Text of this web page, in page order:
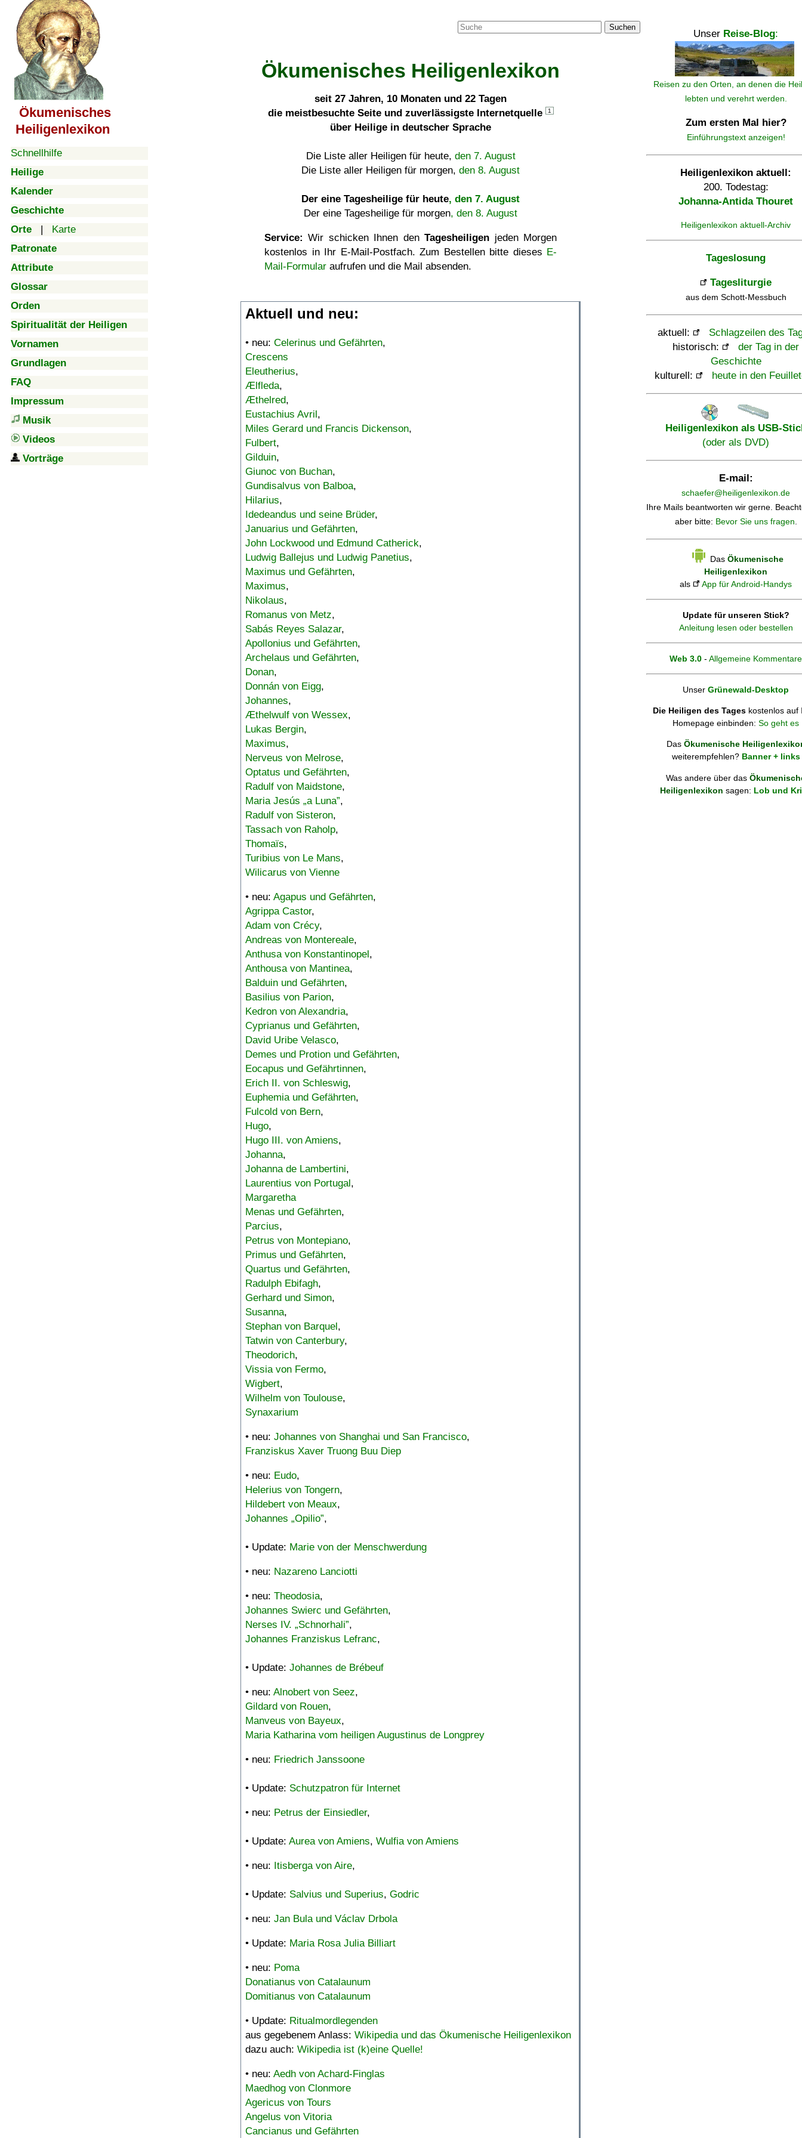
Ökumenisches
Heiligenlexikon
Schnellhilfe
Heilige
Kalender
Geschichte
Orte | Karte
Patronate
Attribute
Glossar
Orden
Spiritualität der Heiligen
Vornamen
Grundlagen
FAQ
Impressum
Musik
Videos
Vorträge
Suchen
Ökumenisches Heiligenlexikon
seit 27 Jahren, 10 Monaten und 22 Tagen
die meistbesuchte Seite und zuverlässigste Internetquelle
1
über Heilige in deutscher Sprache
Die Liste aller Heiligen für heute, den 7. August
Die Liste aller Heiligen für morgen, den 8. August
Der eine Tagesheilige für heute, den 7. August
Der eine Tagesheilige für morgen, den 8. August
Service: Wir schicken Ihnen denTagesheiligen jeden Morgen
kostenlos in Ihr E-Mail-Postfach. Zum Bestellen bitte dieses E-
Mail-Formular aufrufen und die Mail absenden.
Aktuell und neu:
• neu: Celerinus und Gefährten,
Crescens
Eleutherius,
Ælfleda,
Æthelred,
Eustachius Avril,
Miles Gerard und Francis Dickenson,
Fulbert,
Gilduin,
Giunoc von Buchan,
Gundisalvus von Balboa,
Hilarius,
Idedeandus und seine Brüder,
Januarius und Gefährten,
John Lockwood und Edmund Catherick,
Ludwig Ballejus und Ludwig Panetius,
Maximus und Gefährten,
Maximus,
Nikolaus,
Romanus von Metz,
Sabás Reyes Salazar,
Apollonius und Gefährten,
Archelaus und Gefährten,
Donan,
Donnán von Eigg,
Johannes,
Æthelwulf von Wessex,
Lukas Bergin,
Maximus,
Nerveus von Melrose,
Optatus und Gefährten,
Radulf von Maidstone,
Maria Jesús „a Luna”,
Radulf von Sisteron,
Tassach von Raholp,
Thomaïs,
Turibius von Le Mans,
Wilicarus von Vienne
• neu: Agapus und Gefährten,
Agrippa Castor,
Adam von Crécy,
Andreas von Montereale,
Anthusa von Konstantinopel,
Anthousa von Mantinea,
Balduin und Gefährten,
Basilius von Parion,
Kedron von Alexandria,
Cyprianus und Gefährten,
David Uribe Velasco,
Demes und Protion und Gefährten,
Eocapus und Gefährtinnen,
Erich II. von Schleswig,
Euphemia und Gefährten,
Fulcold von Bern,
Hugo,
Hugo III. von Amiens,
Johanna,
Johanna de Lambertini,
Laurentius von Portugal,
Margaretha
Menas und Gefährten,
Parcius,
Petrus von Montepiano,
Primus und Gefährten,
Quartus und Gefährten,
Radulph Ebifagh,
Gerhard und Simon,
Susanna,
Stephan von Barquel,
Tatwin von Canterbury,
Theodorich,
Vissia von Fermo,
Wigbert,
Wilhelm von Toulouse,
Synaxarium
• neu: Johannes von Shanghai und San Francisco,
Franziskus Xaver Truong Buu Diep
• neu: Eudo,
Helerius von Tongern,
Hildebert von Meaux,
Johannes „Opilio”,
• Update: Marie von der Menschwerdung
• neu: Nazareno Lanciotti
• neu: Theodosia,
Johannes Swierc und Gefährten,
Nerses IV. „Schnorhali”,
Johannes Franziskus Lefranc,
• Update: Johannes de Brébeuf
• neu: Alnobert von Seez,
Gildard von Rouen,
Manveus von Bayeux,
Maria Katharina vom heiligen Augustinus de Longprey
• neu: Friedrich Janssoone
• Update: Schutzpatron für Internet
• neu: Petrus der Einsiedler,
• Update: Aurea von Amiens, Wulfia von Amiens
• neu: Itisberga von Aire,
• Update: Salvius und Superius, Godric
• neu: Jan Bula und Václav Drbola
• Update: Maria Rosa Julia Billiart
• neu: Poma
Donatianus von Catalaunum
Domitianus von Catalaunum
• Update: Ritualmordlegenden
aus gegebenem Anlass: Wikipedia und das Ökumenische Heiligenlexikon
dazu auch: Wikipedia ist (k)eine Quelle!
• neu: Aedh von Achard-Finglas
Maedhog von Clonmore
Agericus von Tours
Angelus von Vitoria
Cancianus und Gefährten
Unser Reise-Blog:
Reisen zu den Orten, an denen die
lebten und verehrt werden.
Zum ersten Mal hier?
Einführungstext anzeigen!
Heiligenlexikon aktuell:
200. Todestag:
Johanna-Antida Thouret
Heiligenlexikon aktuell-Archiv
Tageslosung
Tagesliturgie
aus dem Schott-Messbuch
aktuell:
Schlagzeilen des
historisch:
der Tag in der
Geschichte
kulturell:
heute in den
Heiligenlexikon als USB-
(oder als DVD)
E-mail:
schaefer@heiligenlexikon.de
Ihre Mails beantworten wir gerne.
aber bitte: Bevor Sie uns fragen.
Das Ökumenische
Heiligenlexikon
als
App für Android-Handys
Update für unseren Stick?
Anleitung lesen oder bestellen
Web 3.0 - Allgemeine Kommentare
Unser Grünewald-Desktop
Die Heiligen des Tages kostenlos auf
Homepage einbinden: So geht es
Das Ökumenische
weiterempfehlen? Banner + links
Was andere über das
Heiligenlexikon sagen: Lob und